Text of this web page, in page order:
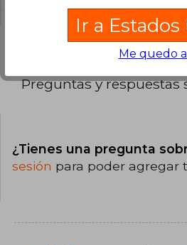
Preguntas y respuestas
¿Tienes una pregunta
sesión para poder agregar
Ir a
Me quedo